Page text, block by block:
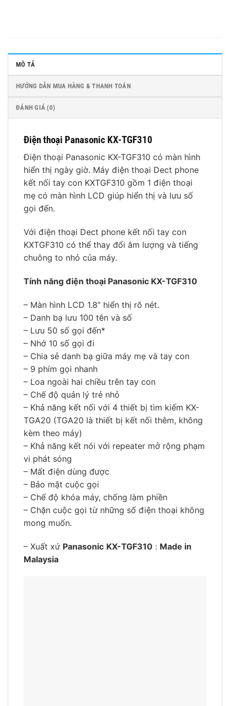
MÔ TẢ
HƯỚNG DẪN MUA HÀNG & THANH TOÁN
ĐÁNH GIÁ (0)
Điện thoại Panasonic KX-TGF310
Điện thoại Panasonic KX-TGF310 có màn hình
hiển thị ngày giờ. Máy điện thoại Dect phone
kết nối tay con KXTGF310 gồm 1 điện thoại
mẹ có màn hình LCD giúp hiển thị và lưu số
gọi đến.
Với điện thoại Dect phone kết nối tay con
KXTGF310 có thể thay đổi âm lượng và tiếng
chuông to nhỏ của máy.
Tính năng điện thoại Panasonic KX-TGF310
– Màn hình LCD 1.8” hiển thị rõ nét.
– Danh bạ lưu 100 tên và số
– Lưu 50 số gọi đến*
– Nhớ 10 số gọi đi
– Chia sẻ danh bạ giữa máy mẹ và tay con
– 9 phím gọi nhanh
– Loa ngoài hai chiều trên tay con
– Chế độ quản lý trẻ nhỏ
– Khả năng kết nối với 4 thiết bị tìm kiếm KX-
TGA20 (TGA20 là thiết bị kết nối thêm, không
kèm theo máy)
– Khả năng kết nói với repeater mở rộng phạm
vi phát sóng
– Mất điện dùng được
– Bảo mật cuộc gọi
– Chế độ khóa máy, chống làm phiền
– Chặn cuộc gọi từ những số điện thoại không
mong muốn.
– Xuất xứ Panasonic KX-TGF310 : Made in
Malaysia